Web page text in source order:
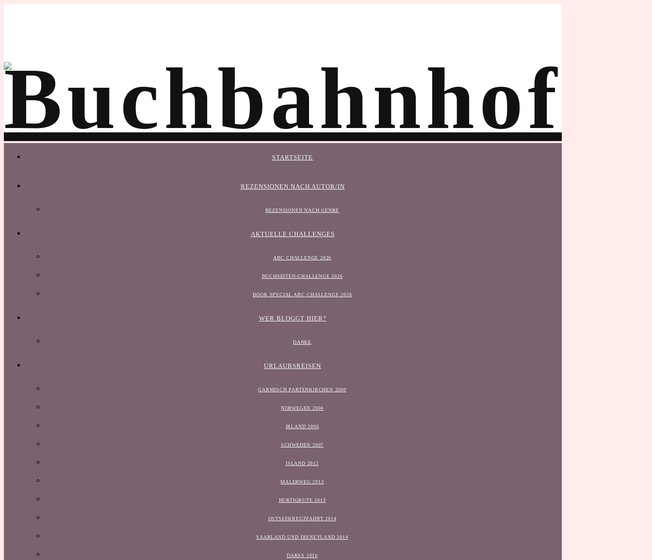
STARTSEITE
REZENSIONEN NACH AUTOR/IN
REZENSIONEN NACH GENRE
AKTUELLE CHALLENGES
ABC CHALLENGE 2026
BUCHSEITEN-CHALLENGE 2026
BOOK SPECIAL ABC CHALLENGE 2026
WER BLOGGT HIER?
DANKE
URLAUBSREISEN
GARMISCH PARTENKIRCHEN 2000
NORWEGEN 2004
IRLAND 2006
SCHWEDEN 2007
ISLAND 2012
MALERWEG 2013
HURTIGRUTE 2013
OSTSEEKREUZFAHRT 2014
SAARLAND UND DISNEYLAND 2014
DARSS 2016